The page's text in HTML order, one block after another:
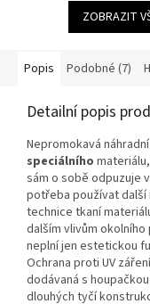
ZOBRAZIT
Popis Podobné (7)
Detailní popis
Nepromokavá
speciálního
sám o sobě odpuzuje
potřeba používat
technice tkaní
dalším vlivům
neplní jen estetickou
Ochrana proti UV
dodávaná s
dlouhých tyčí